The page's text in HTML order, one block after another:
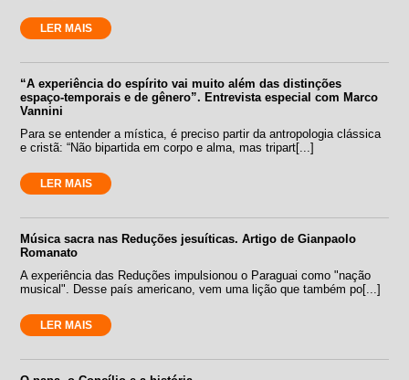
LER MAIS
“A experiência do espírito vai muito além das distinções
espaço-temporais e de gênero”. Entrevista especial com Marco
Vannini
Para se entender a mística, é preciso partir da antropologia clássica
e cristã: “Não bipartida em corpo e alma, mas tripart[...]
LER MAIS
Música sacra nas Reduções jesuíticas. Artigo de Gianpaolo
Romanato
A experiência das Reduções impulsionou o Paraguai como "nação
musical". Desse país americano, vem uma lição que também po[...]
LER MAIS